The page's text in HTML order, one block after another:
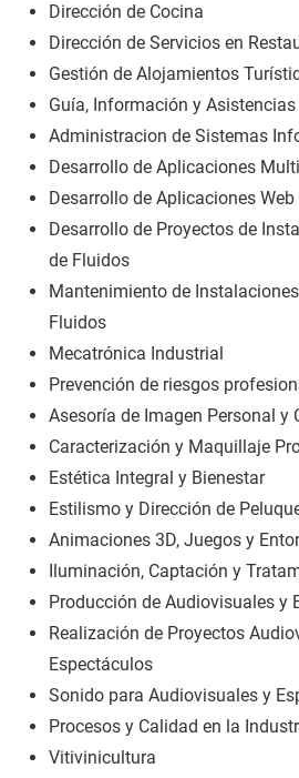
Dirección de Cocina
Dirección de Servicios en
Gestión de Alojamientos
Guía, Información y
Administracion de Sistemas
Desarrollo de Aplicaciones
Desarrollo de Aplicaciones Web
Desarrollo de Proyectos de
de Fluidos
Mantenimiento de
Fluidos
Mecatrónica Industrial
Prevención de riesgos
Asesoría de Imagen Personal y
Caracterización y Maquillaje
Estética Integral y Bienestar
Estilismo y Dirección de
Animaciones 3D, Juegos y
Iluminación, Captación y
Producción de Audiovisuales y
Realización de Proyectos
Espectáculos
Sonido para Audiovisuales y
Procesos y Calidad en la
Vitivinicultura